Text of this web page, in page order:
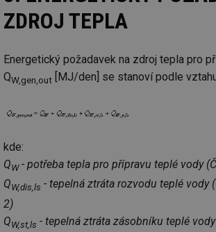
ZDROJ TEPLA
Energetický požadavek na zdroj tepla pro
QW,gen,out [MJ/den] se stanoví podle
kde:
QW- potřeba tepla pro přípravu teplé vody
QW,dis,ls - tepelná ztráta rozvodu teplé vody
2)
QW,st,ls - tepelná ztráta zásobníku teplé